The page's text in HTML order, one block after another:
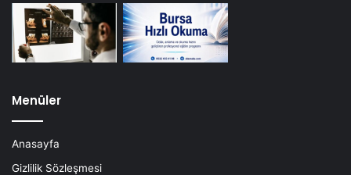
Menüler
Anasayfa
Gizlilik Sözleşmesi